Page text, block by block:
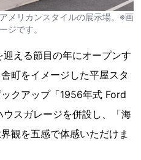
メリカンスタイルの展示場。※画
ジです。
える節目の年にオープンす
町をイメージした平屋スタ
クアップ「1956年式 Ford
スガレージを併設し、「海
観を五感で体感いただけま